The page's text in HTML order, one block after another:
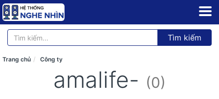
Tìm kiếm
Trang chủ Công ty
amalife- (0)